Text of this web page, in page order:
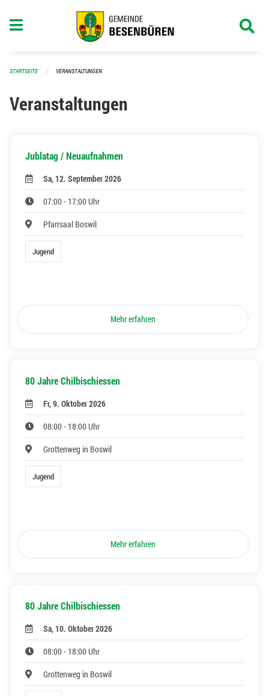
STARTSEITE VERANSTALTUNGEN
Veranstaltungen
Jublatag / Neuaufnahmen
Sa, 12. September 2026
07:00 - 17:00 Uhr
Pfarrsaal Boswil
Jugend
Mehr erfahren
80 Jahre Chilbischiessen
Fr, 9. Oktober 2026
08:00 - 18:00 Uhr
Grottenweg in Boswil
Jugend
Mehr erfahren
80 Jahre Chilbischiessen
Sa, 10. Oktober 2026
08:00 - 18:00 Uhr
Grottenweg in Boswil